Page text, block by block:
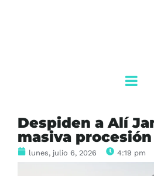
Despiden a Alí
masiva
lunes, julio 6, 2026 4:19 pm